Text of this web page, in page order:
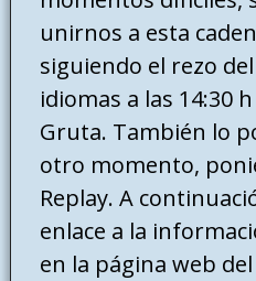
unirnos a esta
siguiendo el rezo
idiomas a las 14:30
Gruta. También lo
otro momento,
Replay. A
enlace a la
en la página web